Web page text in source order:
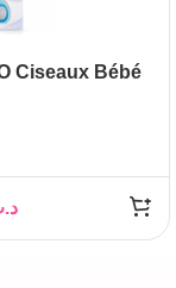
Ciseaux Bébé